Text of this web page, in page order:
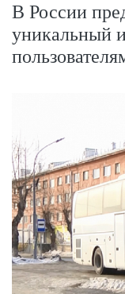
В России
уникальный